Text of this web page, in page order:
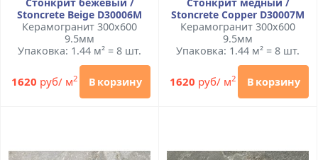
Stoncrete Beige D30006M
Керамогранит 300x600
9.5мм
Упаковка: 1.44 м² = 8 шт.
1620 руб/ м2 В корзину
Stoncrete Сopper D30007M
Керамогранит 300x600
9.5мм
Упаковка: 1.44 м² = 8 шт.
1620 руб/ м2 В корзину